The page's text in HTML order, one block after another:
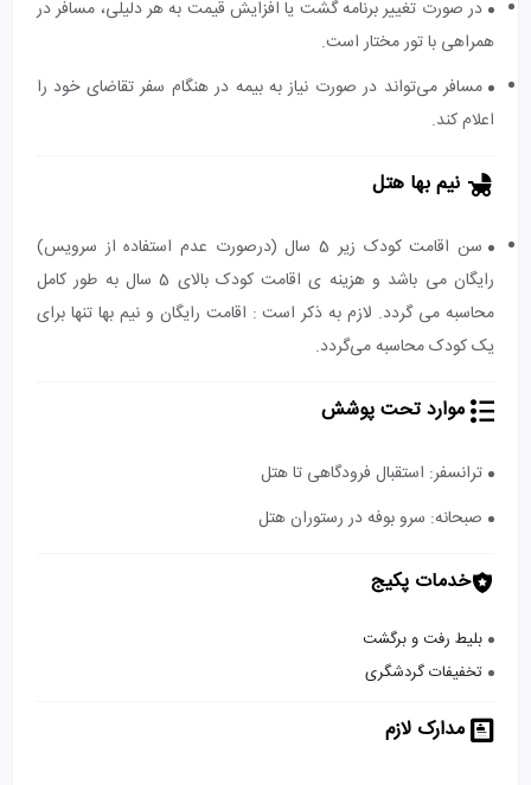
در صورت تغییر برنامه گشت یا افزایش قیمت به هر دلیلی، مسافر در
همراهی با تور مختار است.
مسافر می‌تواند در صورت نیاز به بیمه در هنگام سفر تقاضای خود را
اعلام کند.
نیم بها هتل
سن اقامت کودک زیر 5 سال (درصورت عدم استفاده از سرویس)
رایگان می باشد و هزینه ی اقامت کودک بالای 5 سال به طور کامل
محاسبه می گردد. لازم به ذکر است : اقامت رایگان و نیم بها تنها برای
یک کودک محاسبه می‌گردد.
موارد تحت پوشش
ترانسفر: استقبال فرودگاهی تا هتل
صبحانه: سرو بوفه در رستوران هتل
خدمات پکیج
بلیط رفت و برگشت
تخفیفات گردشگری
مدارک لازم